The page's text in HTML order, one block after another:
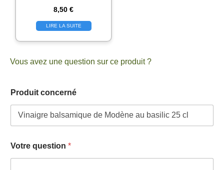
8,50 €
LIRE LA SUITE
Vous avez une question sur ce produit ?
o
t
*
Produit concerné
Votre question *